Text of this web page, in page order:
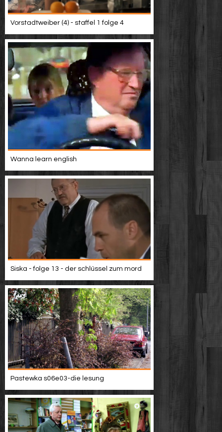
Vorstadtweiber (4) - staffel 1 folge 4
Wanna learn english
Siska - folge 13 - der schlüssel zum mord
Pastewka s06e03-die lesung